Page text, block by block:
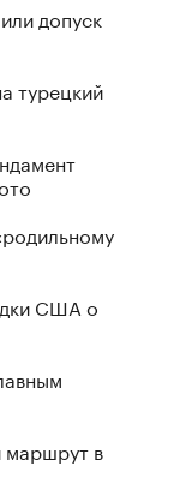
допуск
турецкий
США о
маршрут в